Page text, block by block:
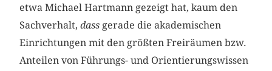
etwa Michael Hartmann gezeigt hat, kaum den
Sachverhalt,dass gerade die akademischen
Einrichtungen mit den größten Freiräumen bzw.
Anteilen von Führungs- und Orientierungswissen